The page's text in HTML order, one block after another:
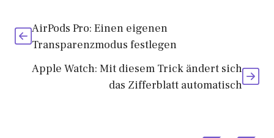
AirPods Pro: Einen eigenen
Transparenzmodus festlegen
Apple Watch: Mit diesem Trick ändert sich
das Zifferblatt automatisch